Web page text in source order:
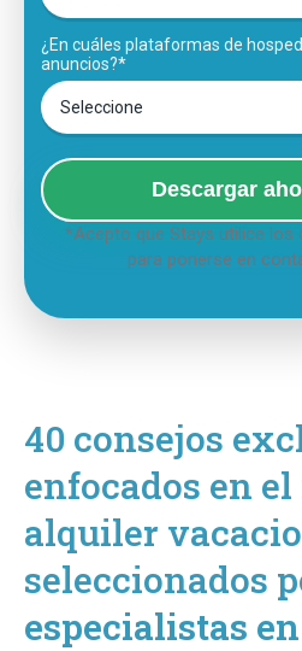
¿En cuáles plataformas de
anuncios?*
Descargar
*Acepto que Stays utilice los
para ponerse en
40 consejos
enfocados en
alquiler
seleccionados
especialistas